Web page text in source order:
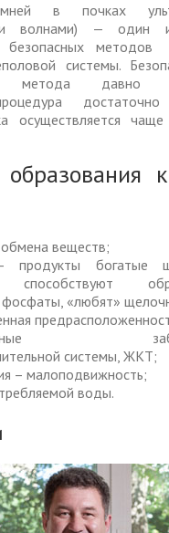
в почках
волнами) — один
безопасных методов
системы.
метода давно
осуществляется
веществ;
продукты богатые
способствуют
фосфаты, «любят»
системы, ЖКТ;
– малоподвижность;
воды.